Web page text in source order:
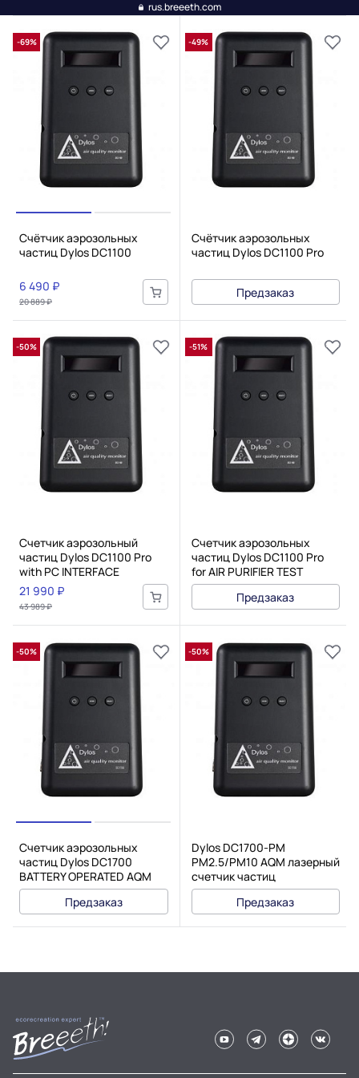
rus.breeeth.com
-69%
Счётчик аэрозольных
частиц Dylos DC1100
6 490 ₽
20 889 ₽
-49%
Счётчик аэрозольных
частиц Dylos DC1100 Pro
Предзаказ
-50%
Счетчик аэрозольный
частиц Dylos DC1100 Pro
with PC INTERFACE
21 990 ₽
43 989 ₽
-51%
Счетчик аэрозольных
частиц Dylos DC1100 Pro
for AIR PURIFIER TEST
Предзаказ
-50%
Счетчик аэрозольных
частиц Dylos DC1700
BATTERY OPERATED AQM
Предзаказ
-50%
Dylos DC1700-PM
PM2.5/PM10 AQM лазерный
счетчик частиц
Предзаказ